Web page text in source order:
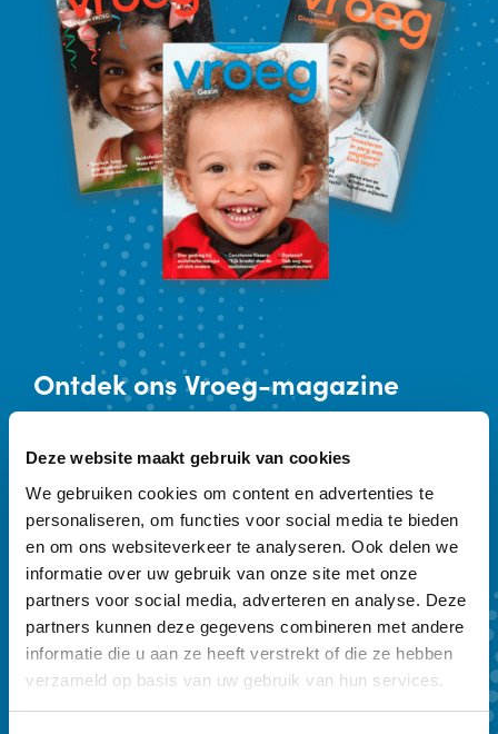
Deze website maakt gebruik van cookies
We gebruiken cookies om content en advertenties te
personaliseren, om functies voor social media te bieden
en om ons websiteverkeer te analyseren. Ook delen we
informatie over uw gebruik van onze site met onze
partners voor social media, adverteren en analyse. Deze
partners kunnen deze gegevens combineren met andere
informatie die u aan ze heeft verstrekt of die ze hebben
verzameld op basis van uw gebruik van hun services.
Ontdekons Vroeg-magazine
werken in de geboortezorg en met
kinderen tot zeven jaar en hun ouders.
Sleutelwoorden zijn preventie,
vroegtijdige onderkenning en vroeghulp.
Ons kwartaalmagazine biedt achtergrond
en verdieping. Een abonnement kost €
59,- per jaar.